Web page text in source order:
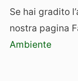
Se hai gradito
nostra pagina
Ambiente